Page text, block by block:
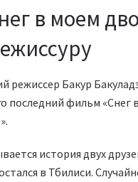
в моем
режиссер Бакур
последний фильм
история двух
в Тбилиси.